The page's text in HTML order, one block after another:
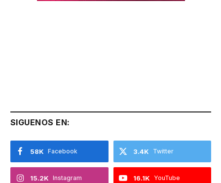
SIGUENOS EN:
Facebook
58K Twitter
3.4K
Instagram
15.2K YouTube
16.1K